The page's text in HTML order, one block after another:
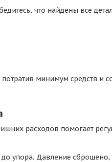
что найдены все
потратив минимум средств и
расходов помогает
до упора. Давление